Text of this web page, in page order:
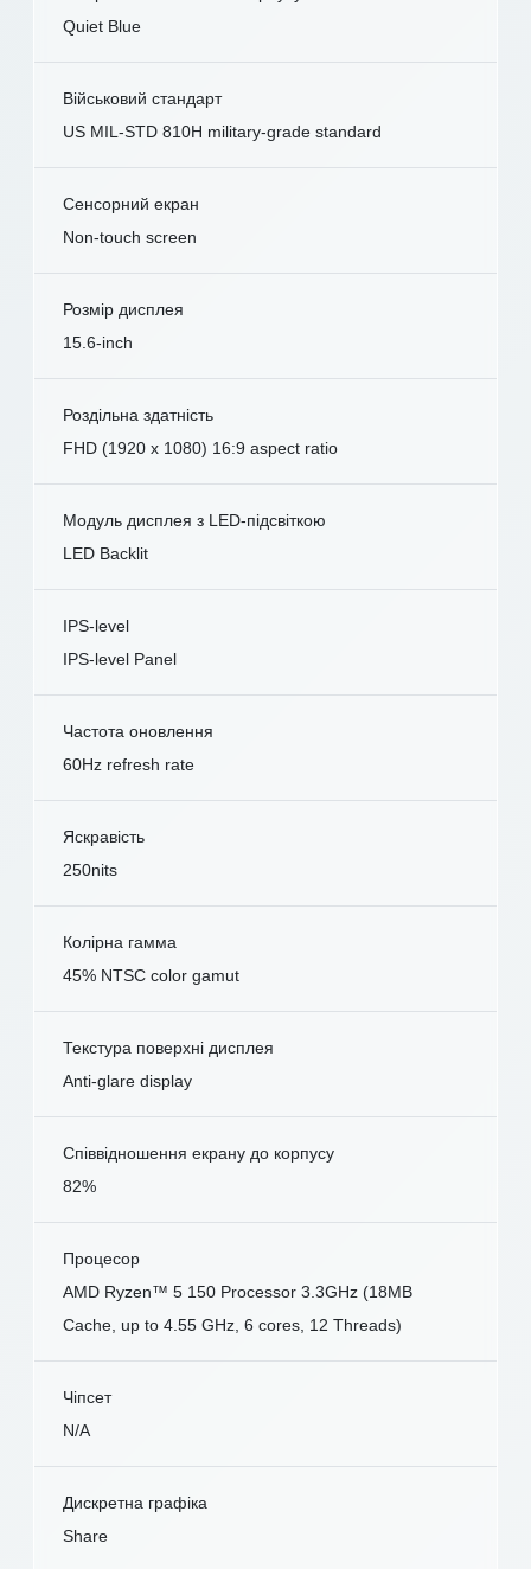
Quiet Blue
Військовий стандарт
US MIL-STD 810H military-grade standard
Сенсорний екран
Non-touch screen
Розмір дисплея
15.6-inch
Роздільна здатність
FHD (1920 x 1080) 16:9 aspect ratio
Модуль дисплея з LED-підсвіткою
LED Backlit
IPS-level
IPS-level Panel
Частота оновлення
60Hz refresh rate
Яскравість
250nits
Колірна гамма
45% NTSC color gamut
Текстура поверхні дисплея
Anti-glare display
Співвідношення екрану до корпусу
82%
Процесор
AMD Ryzen™ 5 150 Processor 3.3GHz (18MB
Cache, up to 4.55 GHz, 6 cores, 12 Threads)
Чіпсет
N/A
Дискретна графіка
Share